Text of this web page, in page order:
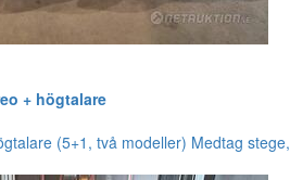
+ högtalare
(5+1, två modeller) Medtag stege,